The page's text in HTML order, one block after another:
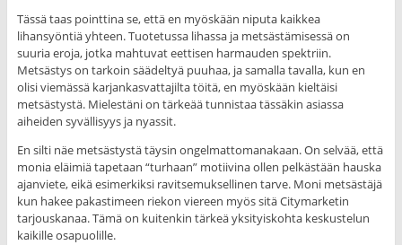
Tässä taas pointtina se, että en myöskään niputa kaikkea
lihansyöntiä yhteen. Tuotetussa lihassa ja metsästämisessä on
suuria eroja, jotka mahtuvat eettisen harmauden spektriin.
Metsästys on tarkoin säädeltyä puuhaa, ja samalla tavalla, kun en
olisi viemässä karjankasvattajilta töitä, en myöskään kieltäisi
metsästystä. Mielestäni on tärkeää tunnistaa tässäkin asiassa
aiheiden syvällisyys ja nyassit.
En silti näe metsästystä täysin ongelmattomanakaan. On selvää, että
monia eläimiä tapetaan “turhaan” motiivina ollen pelkästään hauska
ajanviete, eikä esimerkiksi ravitsemuksellinen tarve. Moni metsästäjä
kun hakee pakastimeen riekon viereen myös sitä Citymarketin
tarjouskanaa. Tämä on kuitenkin tärkeä yksityiskohta keskustelun
kaikille osapuolille.